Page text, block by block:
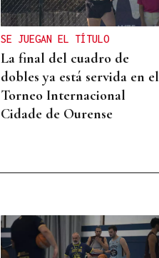
SE JUEGAN EL TÍTULO
La final del cuadro de
dobles ya está servida en el
Torneo Internacional
Cidade de Ourense